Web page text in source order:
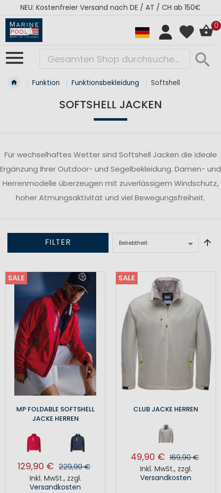
NEU: Kostenfreier Versand nach DE / AT / CH ab 150€
0
Funktion Funktionsbekleidung Softshell
SOFTSHELL JACKEN
Für wechselhaftes Wetter sind Softshell Jacken die ideale
Ergänzung Ihrer Outdoor- und Segelbekleidung. Damen- und
Herrenmodelle überzeugen mit zuverlässigem Windschutz,
hoher Atmungsaktivität und viel Bewegungsfreiheit.
FILTER
SALE
MP FOLDABLE SOFTSHELL
JACKE HERREN
129,90 € 229,90 €
Inkl. MwSt., zzgl.
Versandkosten
SALE
CLUB JACKE HERREN
49,90 € 169,90 €
Inkl. MwSt., zzgl.
Versandkosten